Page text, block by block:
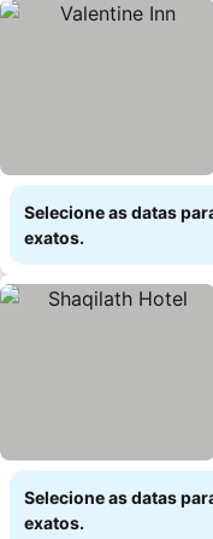
Selecione as datas
exatos.
Selecione as datas
exatos.